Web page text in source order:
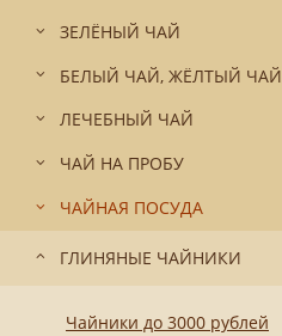
ЗЕЛЁНЫЙ ЧАЙ
БЕЛЫЙ ЧАЙ, ЖЁЛТЫЙ ЧАЙ
ЛЕЧЕБНЫЙ ЧАЙ
ЧАЙ НА ПРОБУ
ЧАЙНАЯ ПОСУДА
ГЛИНЯНЫЕ ЧАЙНИКИ
Чайники до 3000 рублей